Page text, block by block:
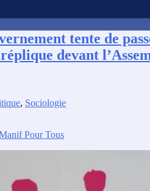
tente de
devant
, Sociologie
Pour Tous